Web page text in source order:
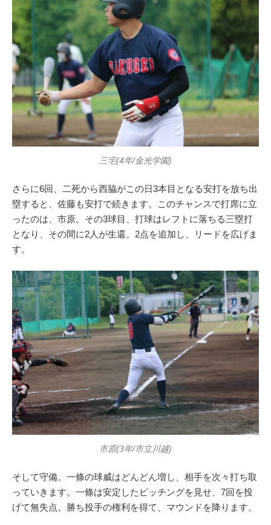
三宅(4年/金光学園)
さらに6回、二死から西脇がこの日3本目となる安打を放ち出
塁すると、佐藤も安打で続きます。このチャンスで打席に立
ったのは、市原。その3球目、打球はレフトに落ちる三塁打
となり、その間に2人が生還。2点を追加し、リードを広げま
す。
市原(3年/市立川越)
そして守備。一條の球威はどんどん増し、相手を次々打ち取
っていきます。一條は安定したピッチングを見せ、7回を投
げて無失点。勝ち投手の権利を得て、マウンドを降ります。